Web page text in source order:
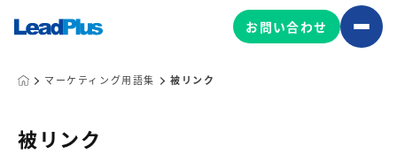
お問い合わせ
マーケティング用語集 被リンク
被リンク